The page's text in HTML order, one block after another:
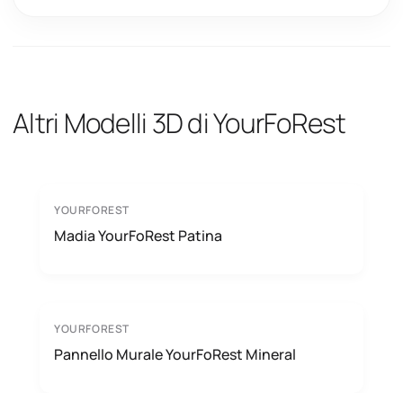
Altri Modelli 3D di YourFoRest
YOURFOREST
Madia YourFoRest Patina
YOURFOREST
Pannello Murale YourFoRest Mineral